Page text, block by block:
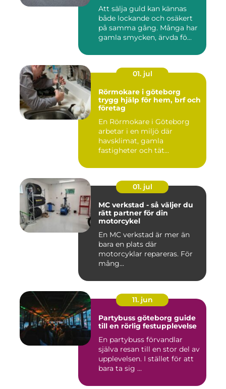
Att sälja guld kan kännas
både lockande och osäkert
på samma gång. Många har
gamla smycken, ärvda fö...
01. jul
Rörmokare i göteborg
trygg hjälp för hem, brf och
företag
En Rörmokare i Göteborg
arbetar i en miljö där
havsklimat, gamla
fastigheter och tät
01. jul
MC verkstad - så väljer du
rätt partner för din
motorcykel
En MC verkstad är mer än
bara en plats där
motorcyklar repareras. För
mång...
11. jun
Partybuss göteborg guide
till en rörlig festupplevelse
En partybuss förvandlar
själva resan till en stor del av
upplevelsen. I stället för att
bara ta sig ...